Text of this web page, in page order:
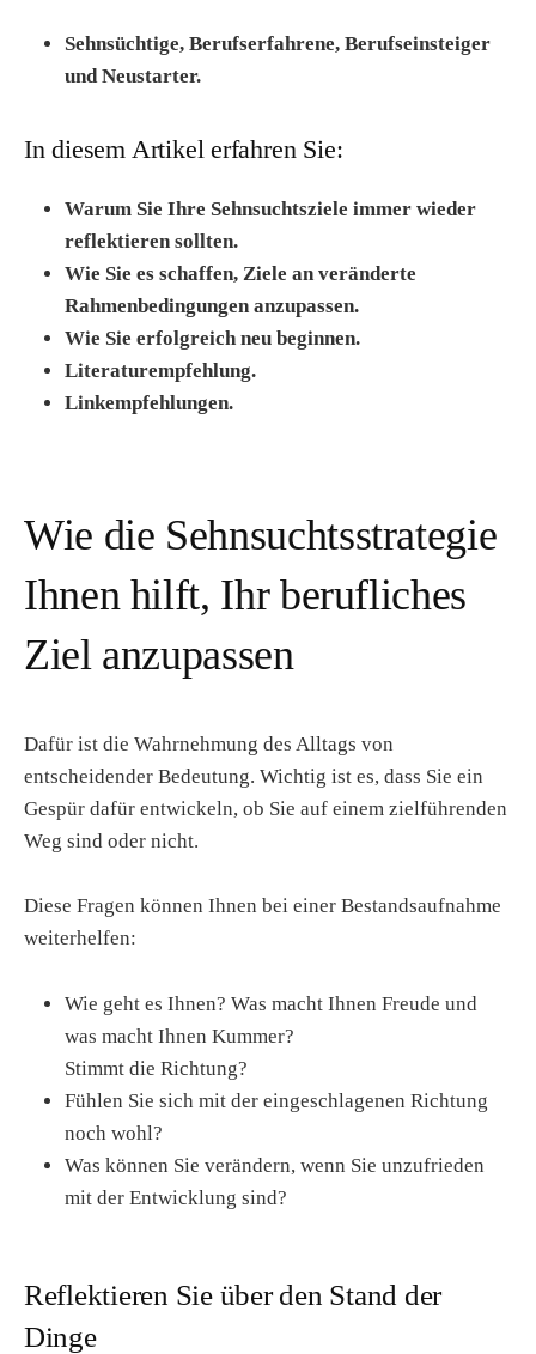
Sehnsüchtige, Berufserfahrene, Berufseinsteiger
und Neustarter.
In diesem Artikel erfahren Sie:
Warum Sie Ihre Sehnsuchtsziele immer wieder
reflektieren sollten.
Wie Sie es schaffen, Ziele an veränderte
Rahmenbedingungen anzupassen.
Wie Sie erfolgreich neu beginnen.
Literaturempfehlung.
Linkempfehlungen.
Wie die Sehnsuchtsstrategie
Ihnen hilft, Ihr berufliches
Ziel anzupassen
Dafür ist die Wahrnehmung des Alltags von
entscheidender Bedeutung. Wichtig ist es, dass Sie ein
Gespür dafür entwickeln, ob Sie auf einem zielführenden
Weg sind oder nicht.
Diese Fragen können Ihnen bei einer Bestandsaufnahme
weiterhelfen:
Wie geht es Ihnen? Was macht Ihnen Freude und
was macht Ihnen Kummer?
Stimmt die Richtung?
Fühlen Sie sich mit der eingeschlagenen Richtung
noch wohl?
Was können Sie verändern, wenn Sie unzufrieden
mit der Entwicklung sind?
Reflektieren Sie über den Stand der
Dinge